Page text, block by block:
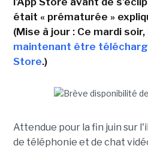
était « prématurée »
(Mise à jour : Ce mardi soir,
maintenant être
Store.)
Attendue pour la fin juin sur
de téléphonie et de chat